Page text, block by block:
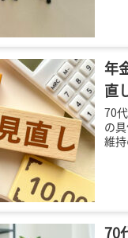
年
直
70
の
維
70